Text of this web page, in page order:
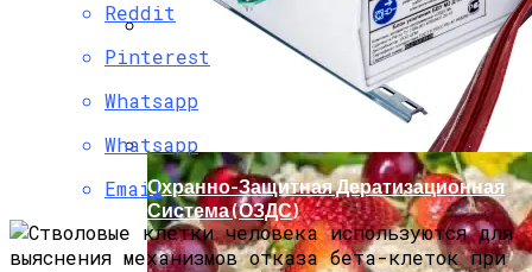
Мода Для Бизнес-Леди: Как Совмещать
Стиль И Предпринимательство
Охранно-Защитная Дератизационная
Система (ОЗДС)
Reddit
Pinterest
Whatsapp
Whatsapp
Email